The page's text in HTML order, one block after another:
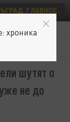
GLOBALLOOKPRESS
ГЛАВНОЕ
шутят о
не до
хроника